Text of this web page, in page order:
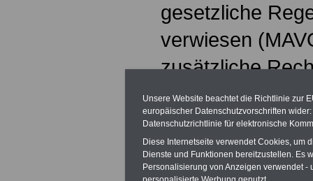
gesetzliche
verwiesen
zusätzliche
Stimmrecht der
der Sitzung der
bei
Unsere Website beachtet die Richtlinie zur
europäischer Datenschutzvorschriften
Datenschutzrichtlinie für elektronische
Diese Internetseite verwendet Cookies, um
Dienste und Funktionen bereitzustellen. Es
Personalisierung von Anzeigen verwendet